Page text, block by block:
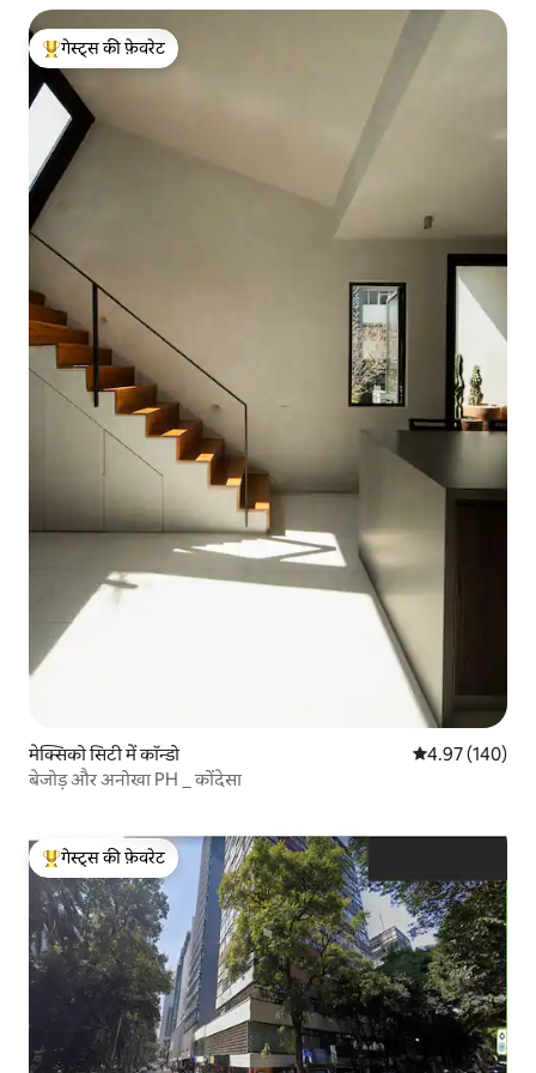
गेस्ट्स का टॉप फ़ेवरेट
गेस्ट्स की फ़ेवरेट
मेक्सिको सिटी में कॉन्डो औसत रेटिंग 5 में से
4.97 (140)
बेजोड़ और अनोखा PH _ कोंदेसा
गेस्ट्स का टॉप फ़ेवरेट
गेस्ट्स की फ़ेवरेट